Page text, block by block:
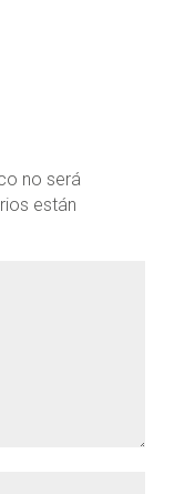
no será
están